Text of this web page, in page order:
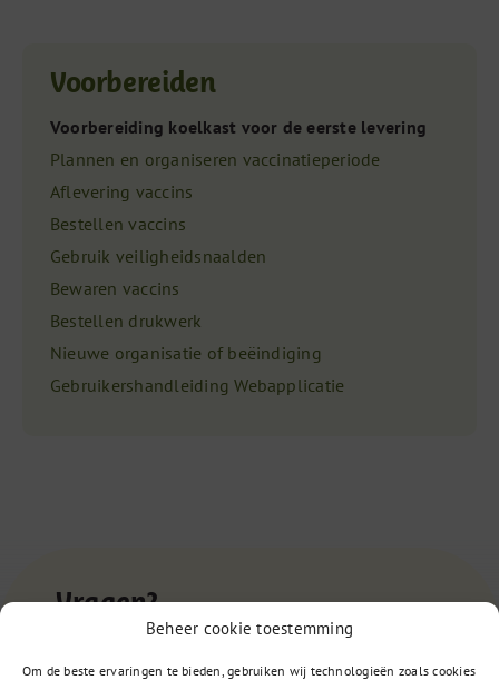
Beheer cookie toestemming
Om de beste ervaringen te bieden, gebruiken wij technologieën zoals cookies
Voorbereiden
Voorbereiding koelkast voor de eerste levering
Plannen en organiseren vaccinatieperiode
Aflevering vaccins
Bestellen vaccins
Gebruik veiligheidsnaalden
Bewaren vaccins
Bestellen drukwerk
Nieuwe organisatie of beëindiging
Gebruikershandleiding Webapplicatie
Vragen?